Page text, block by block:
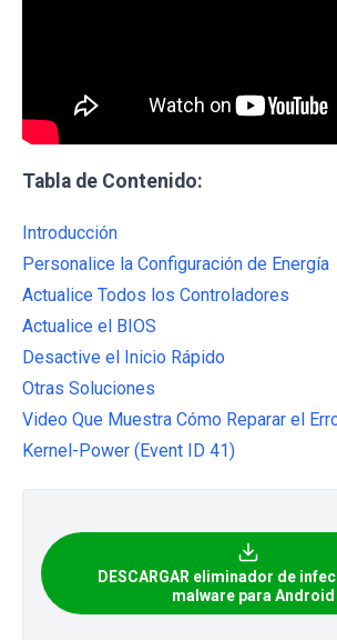
Tabla de Contenido:
Introducción
Personalice la Configuración de Energía
Actualice Todos los Controladores
Actualice el BIOS
Desactive el Inicio Rápido
Otras Soluciones
Video Que Muestra Cómo Reparar el
Kernel-Power (Event ID 41)
DESCARGAR eliminador de
malware para Android